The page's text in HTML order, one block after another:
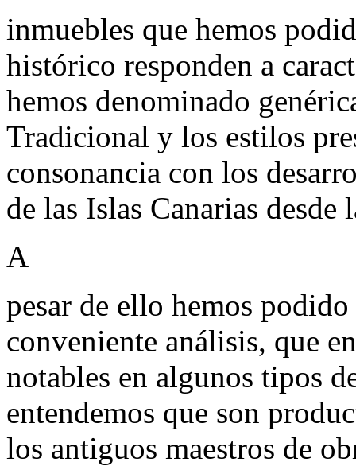
inmuebles que hemos
histórico responden a
hemos denominado
Tradicional y los estilos
consonancia con los
de las Islas Canarias desde
A
pesar de ello hemos
conveniente análisis, que
notables en algunos tipos
entendemos que son
los antiguos maestros de